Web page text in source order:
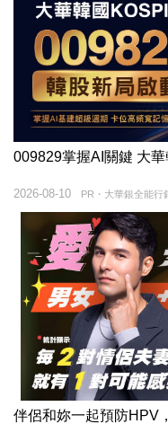
009829掌握AI關鍵 大
PR・大華銀全能行
2026-08-10
伴侶和妳一起預防HPV